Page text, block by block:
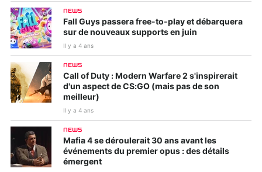
NEWS
Fall Guys passera free-to-play et débarquera
sur de nouveaux supports en juin
Il y a 4 ans
NEWS
Call of Duty : Modern Warfare 2 s'inspirerait
d'un aspect de CS:GO (mais pas de son
meilleur)
Il y a 4 ans
NEWS
Mafia 4 se déroulerait 30 ans avant les
événements du premier opus : des détails
émergent